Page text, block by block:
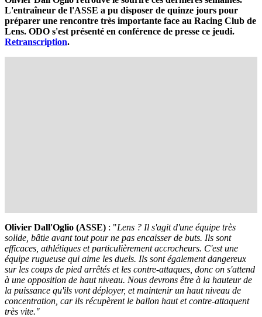
L'entraîneur de l'ASSE a pu disposer de quinze jours pour
préparer une rencontre très importante face au Racing Club de
Lens. ODO s'est présenté en conférence de presse ce jeudi.
Retranscription.
Olivier Dall'Oglio (ASSE) : "Lens ? Il s'agit d'une équipe très
solide, bâtie avant tout pour ne pas encaisser de buts. Ils sont
efficaces, athlétiques et particulièrement accrocheurs. C'est une
équipe rugueuse qui aime les duels. Ils sont également dangereux
sur les coups de pied arrêtés et les contre-attaques, donc on s'attend
à une opposition de haut niveau. Nous devrons être à la hauteur de
la puissance qu'ils vont déployer, et maintenir un haut niveau de
concentration, car ils récupèrent le ballon haut et contre-attaquent
très vite."